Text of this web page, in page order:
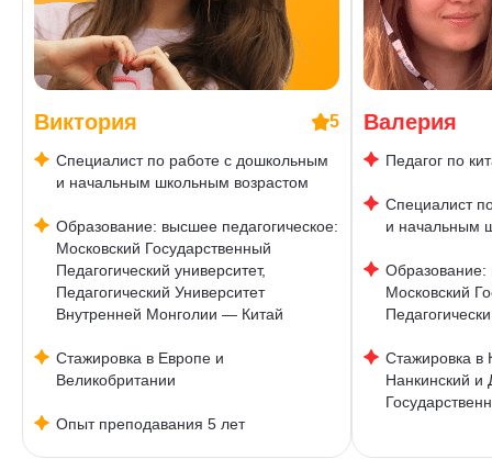
Виктория 5
Специалист по работе с дошкольным
и начальным школьным возрастом
Образование: высшее педагогическое:
Московский Государственный
Педагогический университет,
Педагогический Университет
Внутренней Монголии — Китай
Стажировка в Европе и
Великобритании
Опыт преподавания 5 лет
Валерия
Педагог по
Специалист
и начальным
Образование:
Московский
Стажировка в
Нанкинский и